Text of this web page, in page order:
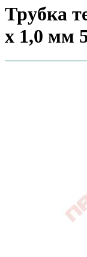
Трубка
х 1,0 мм